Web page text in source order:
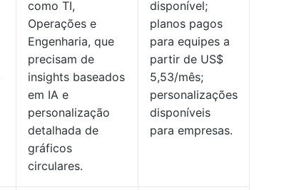
como TI,
Operações e
Engenharia, que
precisam de
insights baseados
em IA e
personalização
detalhada de
gráficos
circulares.
disponível;
planos pagos
para equipes a
partir de US$
5,53/mês;
personalizações
disponíveis
para empresas.